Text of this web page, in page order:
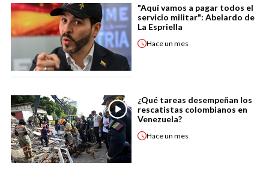
"Aquí vamos a pagar todos el
servicio militar": Abelardo de
La Espriella
Haceun mes
¿Qué tareas desempeñan los
rescatistas colombianos en
Venezuela?
Haceun mes